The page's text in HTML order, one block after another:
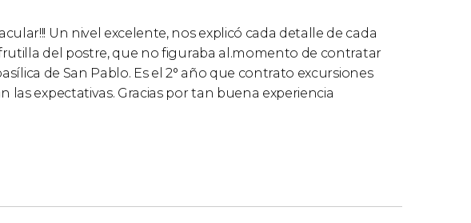
Un nivel excelente, nos explicó cada detalle de cada
del postre, que no figuraba al.momento de contratar
de San Pablo. Es el 2° año que contrato excursiones
las expectativas. Gracias por tan buena experiencia